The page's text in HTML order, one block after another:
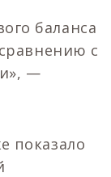
баланса
с
—
показало